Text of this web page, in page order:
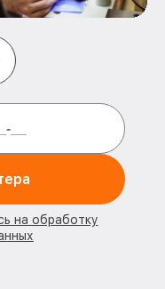
на обработку